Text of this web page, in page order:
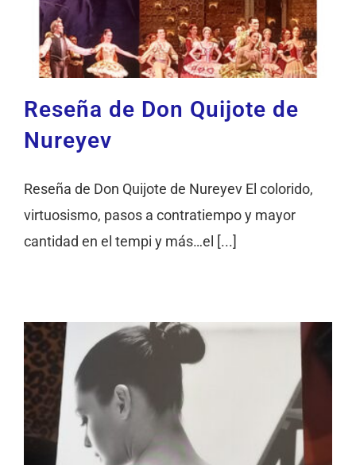
Reseña de Don Quijote de
Nureyev
Reseña de Don Quijote de Nureyev El colorido,
virtuosismo, pasos a contratiempo y mayor
cantidad en el tempi y más…el [...]